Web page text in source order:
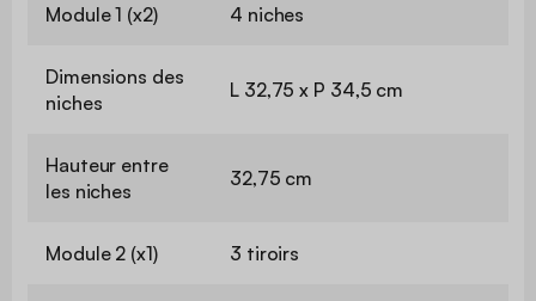
Module 1 (x2) 4 niches
Dimensions des
niches
L 32,75 x P 34,5 cm
Hauteur entre
les niches
32,75 cm
Module 2 (x1) 3 tiroirs